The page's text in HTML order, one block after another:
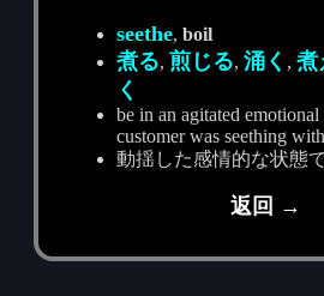
seethe,boil
煮る,煎じる,涌く ,煮
く
be in an agitated
customer was seething
動揺した感情的な状態
返回 →